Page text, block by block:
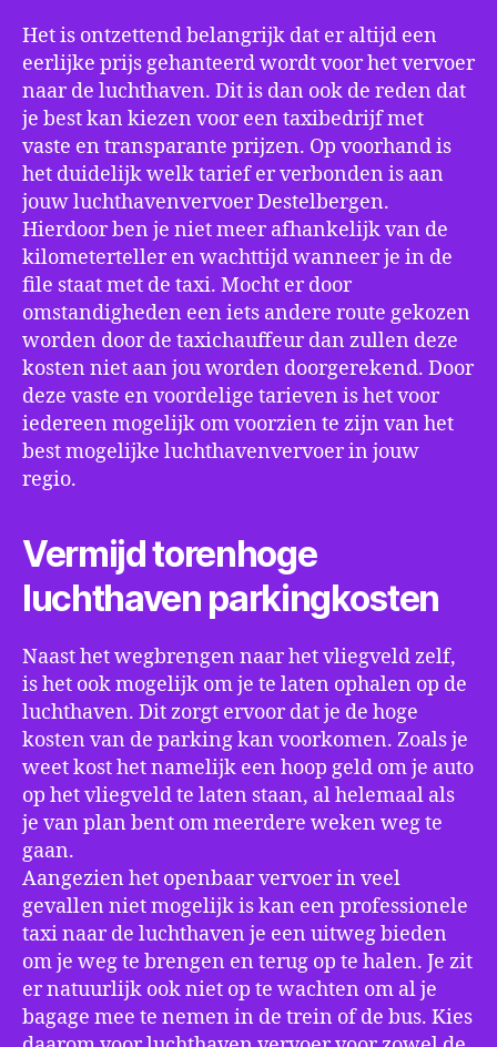
Het is ontzettend belangrijk dat er altijd een
eerlijke prijs gehanteerd wordt voor het vervoer
naar de luchthaven. Dit is dan ook de reden dat
je best kan kiezen voor een taxibedrijf met
vaste en transparante prijzen. Op voorhand is
het duidelijk welk tarief er verbonden is aan
jouw luchthavenvervoer Destelbergen.
Hierdoor ben je niet meer afhankelijk van de
kilometerteller en wachttijd wanneer je in de
file staat met de taxi. Mocht er door
omstandigheden een iets andere route gekozen
worden door de taxichauffeur dan zullen deze
kosten niet aan jou worden doorgerekend. Door
deze vaste en voordelige tarieven is het voor
iedereen mogelijk om voorzien te zijn van het
best mogelijke luchthavenvervoer in jouw
regio.
Vermijd torenhoge
luchthaven parkingkosten
Naast het wegbrengen naar het vliegveld zelf,
is het ook mogelijk om je te laten ophalen op de
luchthaven. Dit zorgt ervoor dat je de hoge
kosten van de parking kan voorkomen. Zoals je
weet kost het namelijk een hoop geld om je auto
op het vliegveld te laten staan, al helemaal als
je van plan bent om meerdere weken weg te
gaan.
Aangezien het openbaar vervoer in veel
gevallen niet mogelijk is kan een professionele
taxi naar de luchthaven je een uitweg bieden
om je weg te brengen en terug op te halen. Je zit
er natuurlijk ook niet op te wachten om al je
bagage mee te nemen in de trein of de bus. Kies